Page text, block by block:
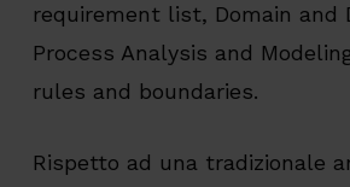
requirement list, Domain and
Process Analysis and
rules and boundaries.
Rispetto ad una tradizionale